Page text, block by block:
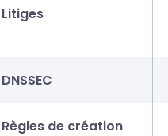
Litiges
DNSSEC
Règles de création